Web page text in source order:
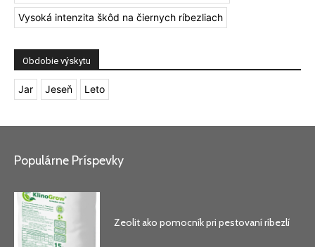
Vysoká intenzita škôd na čiernych ríbezliach
Obdobie výskytu
Jar Jeseň Leto
Populárne Príspevky
Zeolit ako pomocník pri pestovaní ríbezlí